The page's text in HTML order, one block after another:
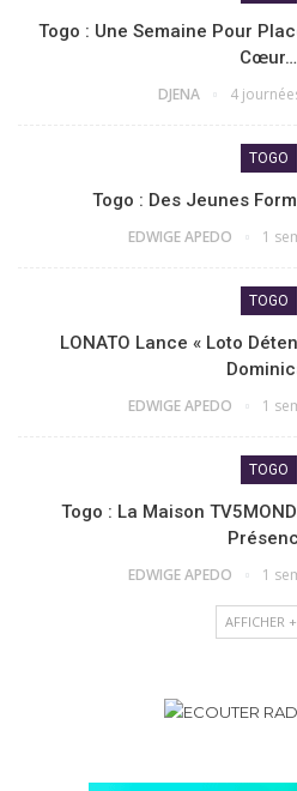
Togo : Une Semaine Pour
Cœur…
DJENA 4
TOGO
Togo : Des Jeunes
EDWIGE APEDO 1
TOGO
LONATO Lance « Loto
EDWIGE APEDO 1
TOGO
Togo : La Maison
EDWIGE APEDO 1
AFFICHER +